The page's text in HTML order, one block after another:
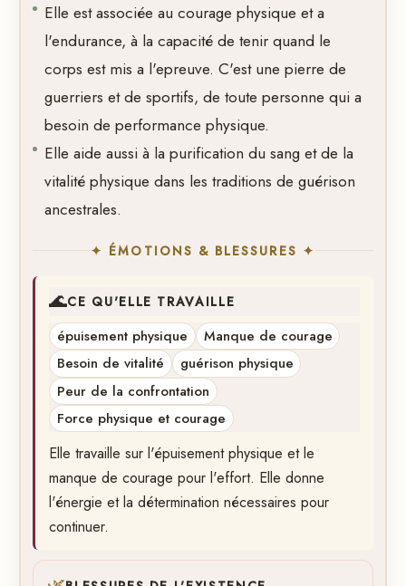
Elle est associée au courage physique et a
l'endurance, à la capacité de tenir quand le
corps est mis a l'epreuve. C'est une pierre de
guerriers et de sportifs, de toute personne qui a
besoin de performance physique.
Elle aide aussi à la purification du sang et de la
vitalité physique dans les traditions de guérison
ancestrales.
✦ ÉMOTIONS & BLESSURES ✦
🌊CE QU'ELLE TRAVAILLE
épuisement physique
Manque de courage
Besoin de vitalité
guérison physique
Peur de la confrontation
Force physique et courage
Elle travaille sur l'épuisement physique et le
manque de courage pour l'effort. Elle donne
l'énergie et la détermination nécessaires pour
continuer.